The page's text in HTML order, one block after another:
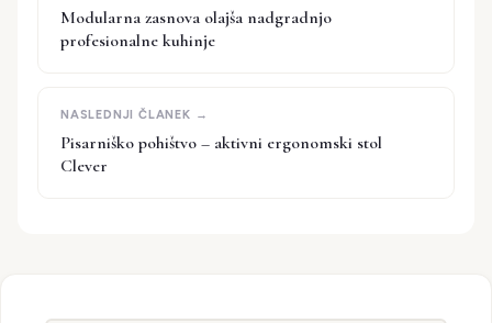
Modularna zasnova olajša nadgradnjo
profesionalne kuhinje
Pisarniško pohištvo – aktivni ergonomski stol
Clever